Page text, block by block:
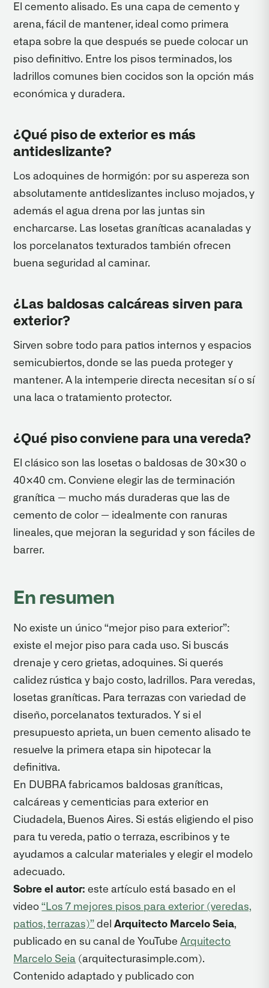
El cemento alisado. Es una capa de cemento y
arena, fácil de mantener, ideal como primera
etapa sobre la que después se puede colocar un
piso definitivo. Entre los pisos terminados, los
ladrillos comunes bien cocidos son la opción más
económica y duradera.
¿Qué piso de exterior es más
antideslizante?
Los adoquines de hormigón: por su aspereza son
absolutamente antideslizantes incluso mojados, y
además el agua drena por las juntas sin
encharcarse. Las losetas graníticas acanaladas y
los porcelanatos texturados también ofrecen
buena seguridad al caminar.
¿Las baldosas calcáreas sirven para
exterior?
Sirven sobre todo para patios internos y espacios
semicubiertos, donde se las pueda proteger y
mantener. A la intemperie directa necesitan sí o sí
una laca o tratamiento protector.
¿Qué piso conviene para una vereda?
El clásico son las losetas o baldosas de 30×30 o
40×40 cm. Conviene elegir las de terminación
granítica — mucho más duraderas que las de
cemento de color — idealmente con ranuras
lineales, que mejoran la seguridad y son fáciles de
barrer.
En resumen
No existe un único “mejor piso para exterior”:
existe el mejor piso para cada uso. Si buscás
drenaje y cero grietas, adoquines. Si querés
calidez rústica y bajo costo, ladrillos. Para veredas,
losetas graníticas. Para terrazas con variedad de
diseño, porcelanatos texturados. Y si el
presupuesto aprieta, un buen cemento alisado te
resuelve la primera etapa sin hipotecar la
definitiva.
En DUBRA fabricamos baldosas graníticas,
calcáreas y cementicias para exterior en
Ciudadela, Buenos Aires. Si estás eligiendo el piso
para tu vereda, patio o terraza, escribinos y te
ayudamos a calcular materiales y elegir el modelo
adecuado.
Sobre el autor: este artículo está basado en el
video“Los 7 mejores pisos para exterior (veredas,
patios, terrazas)” delArquitecto Marcelo Seia,
publicado en su canal de YouTubeArquitecto
Marcelo Seia (arquitecturasimple.com).
Contenido adaptado y publicado con